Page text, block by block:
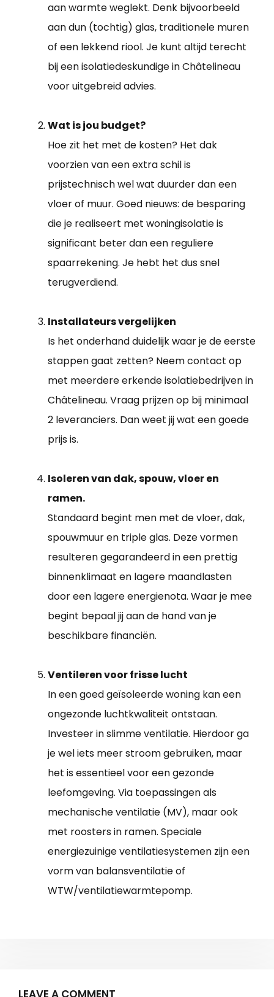
aan warmte weglekt. Denk bijvoorbeeld
aan dun (tochtig) glas, traditionele muren
of een lekkend riool. Je kunt altijd terecht
bij een isolatiedeskundige in Châtelineau
voor uitgebreid advies.
Wat is jou budget?
Hoe zit het met de kosten? Het dak
voorzien van een extra schil is
prijstechnisch wel wat duurder dan een
vloer of muur. Goed nieuws: de besparing
die je realiseert met woningisolatie is
significant beter dan een reguliere
spaarrekening. Je hebt het dus snel
terugverdiend.
Installateurs vergelijken
Is het onderhand duidelijk waar je de eerste
stappen gaat zetten? Neem contact op
met meerdere erkende isolatiebedrijven in
Châtelineau. Vraag prijzen op bij minimaal
2 leveranciers. Dan weet jij wat een goede
prijs is.
Isoleren van dak, spouw, vloer en
ramen.
Standaard begint men met de vloer, dak,
spouwmuur en triple glas. Deze vormen
resulteren gegarandeerd in een prettig
binnenklimaat en lagere maandlasten
door een lagere energienota. Waar je mee
begint bepaal jij aan de hand van je
beschikbare financiën.
Ventileren voor frisse lucht
In een goed geïsoleerde woning kan een
ongezonde luchtkwaliteit ontstaan.
Investeer in slimme ventilatie. Hierdoor ga
je wel iets meer stroom gebruiken, maar
het is essentieel voor een gezonde
leefomgeving. Via toepassingen als
mechanische ventilatie (MV), maar ook
met roosters in ramen. Speciale
energiezuinige ventilatiesystemen zijn een
vorm van balansventilatie of
WTW/ventilatiewarmtepomp.
LEAVE A COMMENT